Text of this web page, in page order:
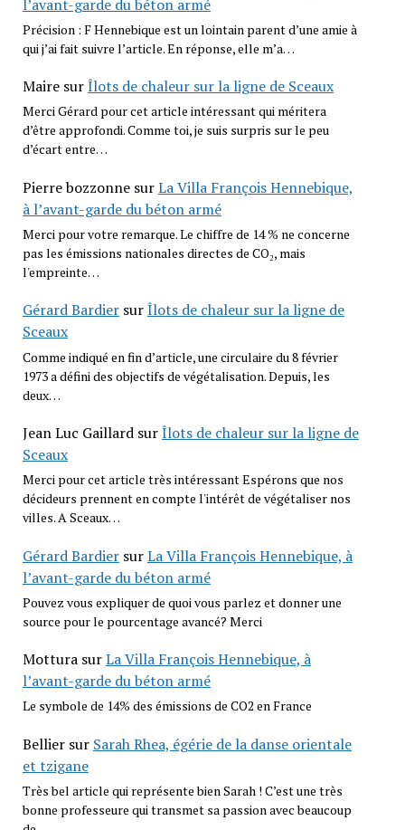
l’avant-garde du béton armé
Précision : F Hennebique est un lointain parent d’une amie à
qui j’ai fait suivre l’article. En réponse, elle m’a…
MairesurÎlots de chaleur sur la ligne de Sceaux
Merci Gérard pour cet article intéressant qui méritera
d’être approfondi. Comme toi, je suis surpris sur le peu
d’écart entre…
Pierre bozzonnesurLa Villa François Hennebique,
à l’avant-garde du béton armé
Merci pour votre remarque. Le chiffre de 14 % ne concerne
pas les émissions nationales directes de CO₂, mais
l'empreinte…
Gérard BardiersurÎlots de chaleur sur la ligne de
Sceaux
Comme indiqué en fin d’article, une circulaire du 8 février
1973 a défini des objectifs de végétalisation. Depuis, les
deux…
Jean Luc GaillardsurÎlots de chaleur sur la ligne de
Sceaux
Merci pour cet article très intéressant Espérons que nos
décideurs prennent en compte l'intérêt de végétaliser nos
villes. A Sceaux…
Gérard BardiersurLa Villa François Hennebique, à
l’avant-garde du béton armé
Pouvez vous expliquer de quoi vous parlez et donner une
source pour le pourcentage avancé? Merci
MotturasurLa Villa François Hennebique, à
l’avant-garde du béton armé
Le symbole de 14% des émissions de CO2 en France
Belliersur Sarah Rhea, égérie de la danse orientale
et tzigane
Très bel article qui représente bien Sarah ! C’est une très
bonne professeure qui transmet sa passion avec beaucoup